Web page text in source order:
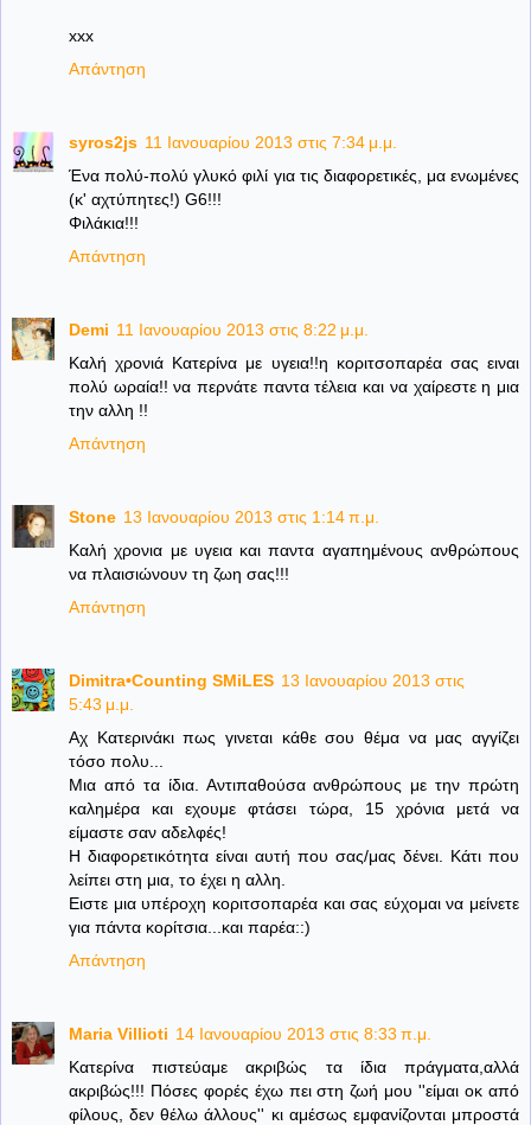
xxx
Απάντηση
syros2js 11 Ιανουαρίου 2013 στις 7:34 μ.μ.
Ένα πολύ-πολύ γλυκό φιλί για τις διαφορετικές, μα ενωμένες
(κ' αχτύπητες!) G6!!!
Φιλάκια!!!
Απάντηση
Demi 11 Ιανουαρίου 2013 στις 8:22 μ.μ.
Καλή χρονιά Κατερίνα με υγεια!!η κοριτσοπαρέα σας ειναι
πολύ ωραία!! να περνάτε παντα τέλεια και να χαίρεστε η μια
την αλλη !!
Απάντηση
Stone 13 Ιανουαρίου 2013 στις 1:14 π.μ.
Καλή χρονια με υγεια και παντα αγαπημένους ανθρώπους
να πλαισιώνουν τη ζωη σας!!!
Απάντηση
Dimitra•Counting SΜiLES 13 Ιανουαρίου 2013 στις
5:43 μ.μ.
Αχ Κατερινάκι πως γινεται κάθε σου θέμα να μας αγγίζει
τόσο πολυ...
Μια από τα ίδια. Αντιπαθούσα ανθρώπους με την πρώτη
καλημέρα και εχουμε φτάσει τώρα, 15 χρόνια μετά να
είμαστε σαν αδελφές!
Η διαφορετικότητα είναι αυτή που σας/μας δένει. Κάτι που
λείπει στη μια, το έχει η αλλη.
Ειστε μια υπέροχη κοριτσοπαρέα και σας εύχομαι να μείνετε
για πάντα κορίτσια...και παρέα::)
Απάντηση
Maria Villioti 14 Ιανουαρίου 2013 στις 8:33 π.μ.
Κατερίνα πιστεύαμε ακριβώς τα ίδια πράγματα,αλλά
ακριβώς!!! Πόσες φορές έχω πει στη ζωή μου ''είμαι οκ από
φίλους, δεν θέλω άλλους'' κι αμέσως εμφανίζονται μπροστά